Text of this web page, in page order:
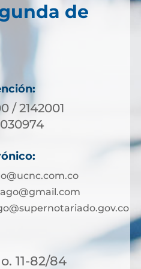
de
/ 2142001
11-82/84